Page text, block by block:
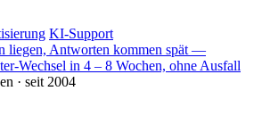
KI-Support
liegen, Antworten kommen spät —
Wechsel in 4 – 8 Wochen, ohne Ausfall
· seit 2004